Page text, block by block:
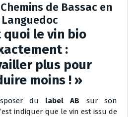
de Bassac en
quoi le vin bio
:
plus pour
moins ! »
du label AB sur son
indiquer que le vin est issu de